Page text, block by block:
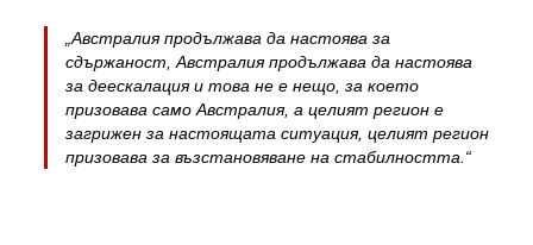
„Австралия продължава да настоява за
сдържаност, Австралия продължава да настоява
за деескалация и това не е нещо, за което
призовава само Австралия, а целият регион е
загрижен за настоящата ситуация, целият регион
призовава за възстановяване на стабилността.“